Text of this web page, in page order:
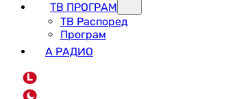
ТВ ПРОГРАМ
ТВ Распоред
Програм
А РАДИО
L